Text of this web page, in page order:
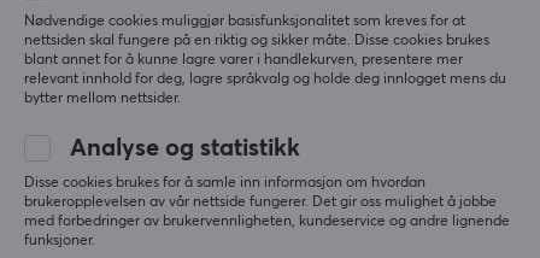
AA
Guest
Anmeldelse
Nesten perfekt ergonomisk mus. Formen er bare
fantastisk, hvis du har gjennomsnittlige hender.
Veldig behagelig for lange spillsesjoner, veldig
stabil. Jeg liker at vekten er rundt 60 g, da jeg
synes det er optimalt for stabilitet og hastighet,
Nødvendige cookies muliggjør basisfunksjonalitet som kreves for at
nettsiden skal fungere på en riktig og sikker måte. Disse cookies brukes
blant annet for å kunne lagre varer i handlekurven, presentere mer
relevant innhold for deg, lagre språkvalg og holde deg innlogget mens du
bytter mellom nettsider.
Analyse og statistikk
Disse cookies brukes for å samle inn informasjon om hvordan
brukeropplevelsen av vår nettside fungerer. Det gir oss mulighet å jobbe
med forbedringer av brukervennligheten, kundeservice og andre lignende
funksjoner.